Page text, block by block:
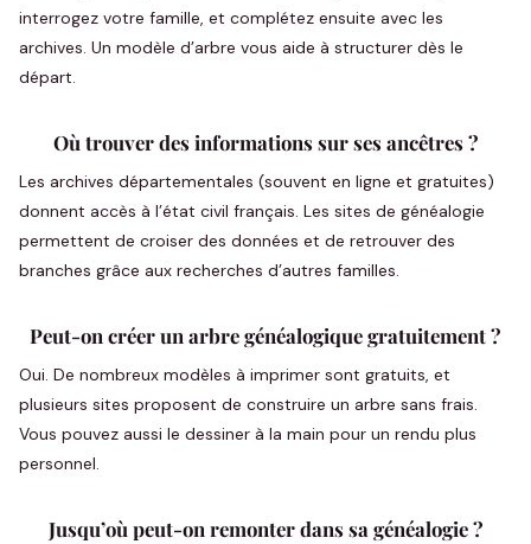
interrogez votre famille, et complétez ensuite avec les
archives. Un modèle d’arbre vous aide à structurer dès le
départ.
Où trouver des informations sur ses ancêtres ?
Les archives départementales (souvent en ligne et gratuites)
donnent accès à l’état civil français. Les sites de généalogie
permettent de croiser des données et de retrouver des
branches grâce aux recherches d’autres familles.
Peut-on créer un arbre généalogique gratuitement ?
Oui. De nombreux modèles à imprimer sont gratuits, et
plusieurs sites proposent de construire un arbre sans frais.
Vous pouvez aussi le dessiner à la main pour un rendu plus
personnel.
Jusqu’où peut-on remonter dans sa généalogie ?